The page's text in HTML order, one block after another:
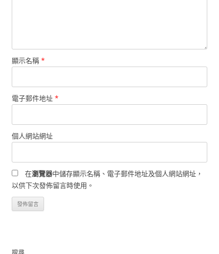
顯示名稱 *
電子郵件地址 *
個人網站網址
在瀏覽器中儲存顯示名稱、電子郵件地址及個人網站網址，
以供下次發佈留言時使用。
搜尋